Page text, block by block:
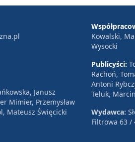
Janusz
Mimier, Przemysław
Mateusz Święcicki
Kowalski,
Wysocki
Publicyści:
Rachoń,
Antoni
Teluk,
Wydawca:
Filtrowa 63 /